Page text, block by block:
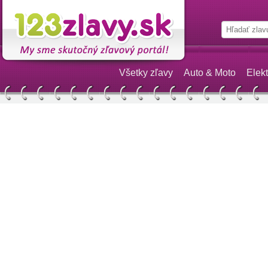
Všetky zľavy Auto & Moto